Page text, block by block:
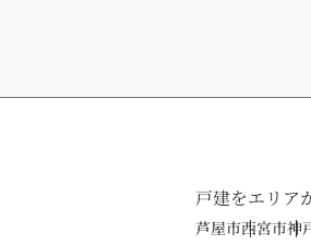
戸建をエリア
芦屋市西宮市神